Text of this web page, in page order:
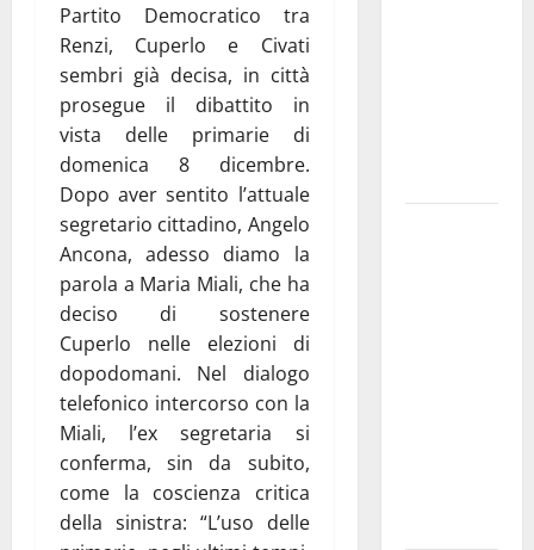
Partito Democratico tra
Renzi, Cuperlo e Civati
sembri già decisa, in città
prosegue il dibattito in
vista delle primarie di
domenica 8 dicembre.
Dopo aver sentito l’attuale
segretario cittadino, Angelo
Ancona, adesso diamo la
parola a Maria Miali, che ha
deciso di sostenere
Cuperlo nelle elezioni di
dopodomani. Nel dialogo
telefonico intercorso con la
Miali, l’ex segretaria si
conferma, sin da subito,
come la coscienza critica
della sinistra: “L’uso delle